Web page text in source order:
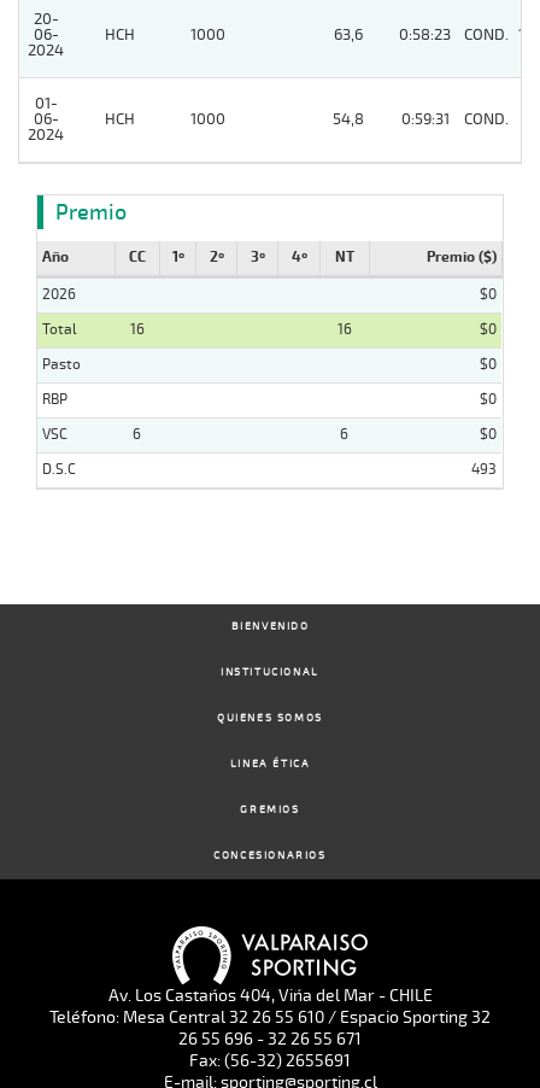
20-
06-
2024
HCH 1000 63,6 0:58:23 COND. 14
01-
06-
2024
HCH 1000 54,8 0:59:31 COND.
Premio
Año CC 1º 2º 3º 4º NT Premio ($)
2026
$0
Total
16 16
$0
Pasto
$0
RBP
$0
VSC
6 6
$0
D.S.C
493
BIENVENIDO
INSTITUCIONAL
QUIENES SOMOS
LINEA ÉTICA
GREMIOS
CONCESIONARIOS
Av. Los Castaños 404, Viña del Mar - CHILE
Teléfono: Mesa Central 32 26 55 610 / Espacio Sporting 32
26 55 696 - 32 26 55 671
Fax: (56-32) 2655691
E-mail: sporting@sporting.cl